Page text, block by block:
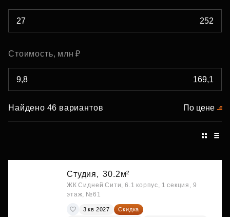
Стоимость, млн ₽
Найдено 46 вариантов По цене
Студия, 30.2м²
ЖК Сидней Сити, 6.1 корпус, 1 секция, 9
этаж, №61
3 кв 2027
Скидка